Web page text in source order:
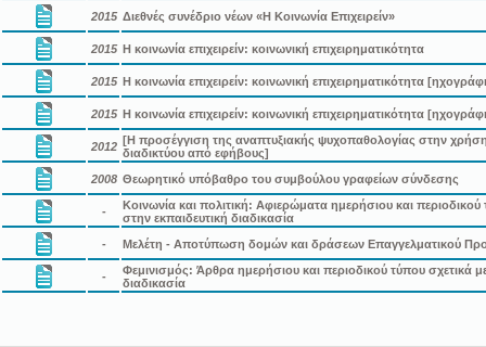
2015 Διεθνές συνέδριο νέων «Η Κοινωνία Επιχειρείν»
2015 Η κοινωνία επιχειρείν: κοινωνική επιχειρηματικότητα
2015 Η κοινωνία επιχειρείν: κοινωνική επιχειρηματικότητα
2015 Η κοινωνία επιχειρείν: κοινωνική επιχειρηματικότητα
2012 [Η προσέγγιση της αναπτυξιακής ψυχοπαθολογίας στην
διαδικτύου από εφήβους]
2008 Θεωρητικό υπόβαθρο του συμβούλου γραφείων σύνδεσης
-
Κοινωνία και πολιτική: Αφιερώματα ημερήσιου και
στην εκπαιδευτική διαδικασία
-
Μελέτη - Αποτύπωση δομών και δράσεων Επαγγελματικού
-
Φεμινισμός: Άρθρα ημερήσιου και περιοδικού τύπου σχετικά
διαδικασία